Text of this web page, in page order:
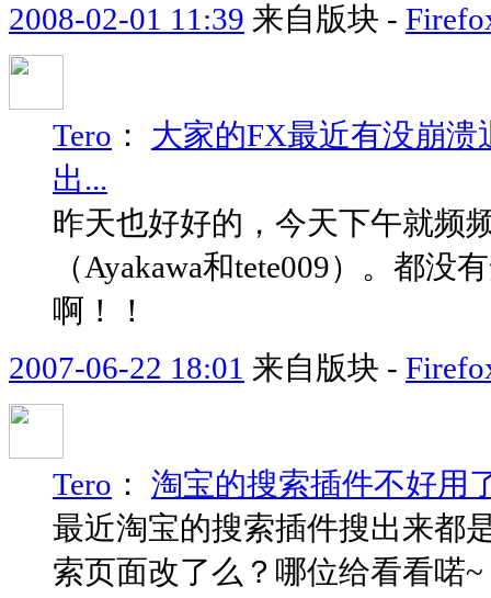
2008-02-01 11:39 来自版块 -
Tero ： 大家的FX最近有没崩
出...
昨天也好好的，今天下午就频
（Ayakawa和tete009）。都
啊！！
2007-06-22 18:01 来自版块 -
Tero ： 淘宝的搜索插件不好用
最近淘宝的搜索插件搜出来都
索页面改了么？哪位给看看喏